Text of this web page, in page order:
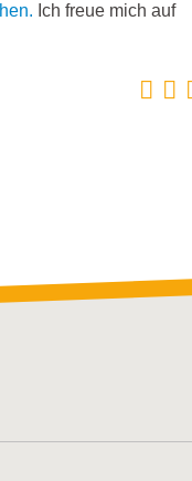
Ich freue mich auf